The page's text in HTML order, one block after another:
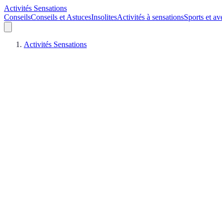
Activités Sensations
ConseilsConseils et AstucesInsolitesActivités à sensationsSports et
Activités Sensations